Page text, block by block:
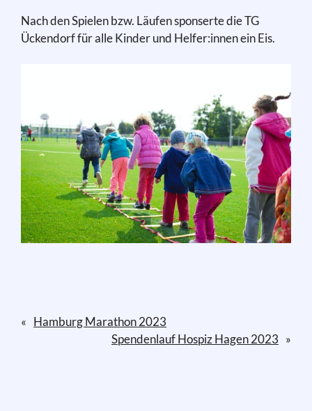
Nach den Spielen bzw. Läufen sponserte die TG
Ückendorf für alle Kinder und Helfer:innen ein Eis.
« Hamburg Marathon 2023
Spendenlauf Hospiz Hagen 2023 »